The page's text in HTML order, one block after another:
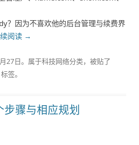
？因为不喜欢他的后台管理与续费界
阅读 →
27日。属于科技网络分类，被贴了
标签。
步骤与相应规划